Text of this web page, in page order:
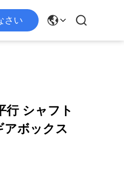
さい
行 シャフト
アボックス